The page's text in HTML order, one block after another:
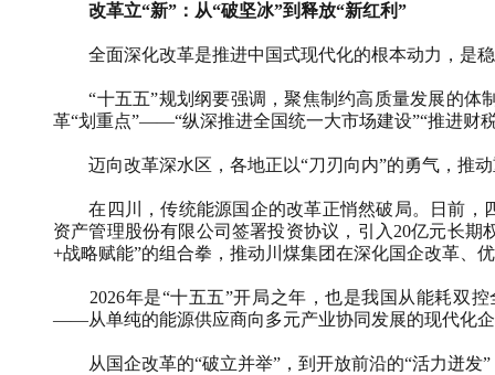
改革立“新”：从“破坚冰”到释放“新红利”
全面深化改革是推进中国式现代化的根本动力，是稳
“十五五”规划纲要强调，聚焦制约高质量发展的体
革“划重点”——“纵深推进全国统一大市场建设”“推进财
迈向改革深水区，各地正以“刀刃向内”的勇气，推动
在四川，传统能源国企的改革正悄然破局。日前，
资产管理股份有限公司签署投资协议，引入20亿元长
+战略赋能”的组合拳，推动川煤集团在深化国企改革、
2026年是“十五五”开局之年，也是我国从能耗双控
——从单纯的能源供应商向多元产业协同发展的现代化
从国企改革的“破立并举”，到开放前沿的“活力迸发”